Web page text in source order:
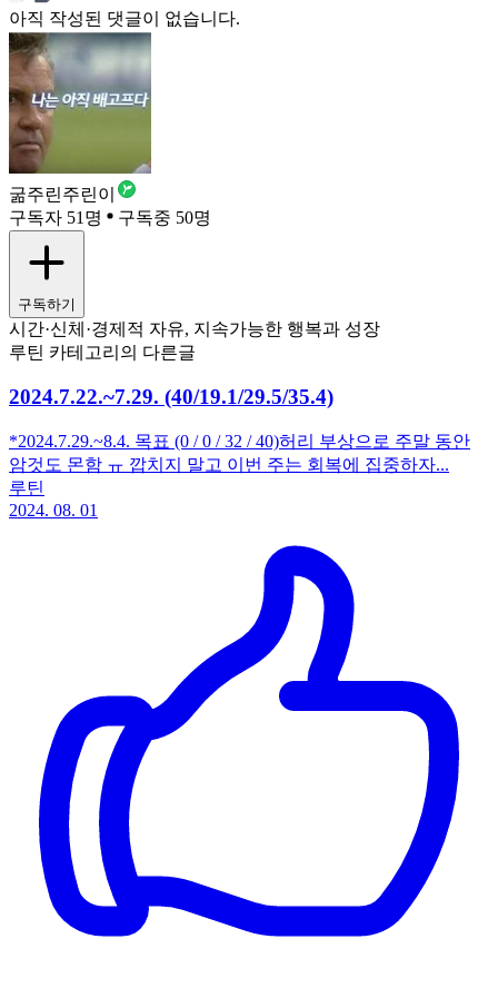
아직 작성된 댓글이 없습니다.
굶주린주린이
구독자 51명
구독중 50명
구독하기
시간·신체·경제적 자유, 지속가능한 행복과 성장
루틴 카테고리의 다른글
2024.7.22.~7.29. (40/19.1/29.5/35.4)
*2024.7.29.~8.4. 목표 (0 / 0 / 32 / 40) ​ 허리 부상으로 주말 동안
암것도 몬함 ㅠ 깝치지 말고 이번 주는 회복에 집중하자...
루틴
2024. 08. 01